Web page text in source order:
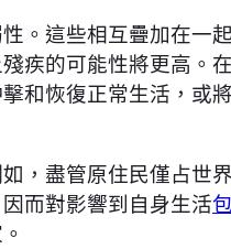
。這些相互疊加在一
疾的可能性將更高。
和恢復正常生活，或
，盡管原住民僅占世
而對影響到自身生活